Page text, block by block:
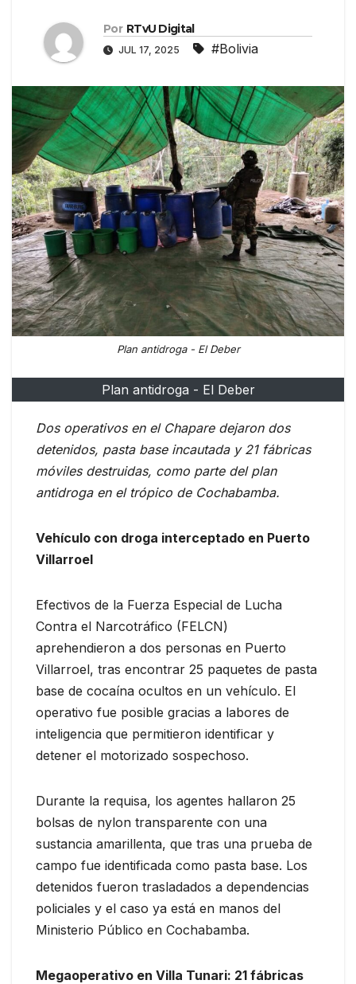
Por RTvU Digital
JUL 17, 2025 #Bolivia
Plan antidroga - El Deber
Plan antidroga - El Deber
Dos operativos en el Chapare dejaron dos
detenidos, pasta base incautada y 21 fábricas
móviles destruidas, como parte del plan
antidroga en el trópico de Cochabamba.
Vehículo con droga interceptado en Puerto
Villarroel
Efectivos de la Fuerza Especial de Lucha
Contra el Narcotráfico (FELCN)
aprehendieron a dos personas en Puerto
Villarroel, tras encontrar 25 paquetes de pasta
base de cocaína ocultos en un vehículo. El
operativo fue posible gracias a labores de
inteligencia que permitieron identificar y
detener el motorizado sospechoso.
Durante la requisa, los agentes hallaron 25
bolsas de nylon transparente con una
sustancia amarillenta, que tras una prueba de
campo fue identificada como pasta base. Los
detenidos fueron trasladados a dependencias
policiales y el caso ya está en manos del
Ministerio Público en Cochabamba.
Megaoperativo en Villa Tunari: 21 fábricas